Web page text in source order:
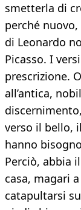
smetterla di
perché
di Leonardo
Picasso. I
prescrizione.
all’antica,
verso il bello,
hanno
Perciò, abbia
casa, magari
catapultarsi